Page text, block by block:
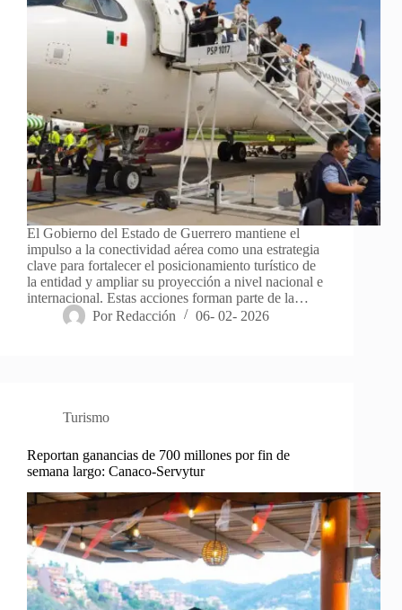
El Gobierno del Estado de Guerrero mantiene el
impulso a la conectividad aérea como una estrategia
clave para fortalecer el posicionamiento turístico de
la entidad y ampliar su proyección a nivel nacional e
internacional. Estas acciones forman parte de la…
Por Redacción 06- 02- 2026
Turismo
Reportan ganancias de 700 millones por fin de
semana largo: Canaco-Servytur